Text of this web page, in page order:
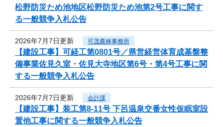
松野防災ため池地区松野防災ため池第2号工事に関す
る一般競争入札公告
2026年7月7日更新 可茂農林事務所
【建設工事】可経工第0801号／県営経営体育成基盤整
備事業佐見久室・佐見大寺地区第6号・第4号工事に関
する一般競争入札公告
2026年7月7日更新 会計課
【建設工事】装工第8-11号 下呂温泉交番女性仮眠室設
置他工事に関する一般競争入札公告